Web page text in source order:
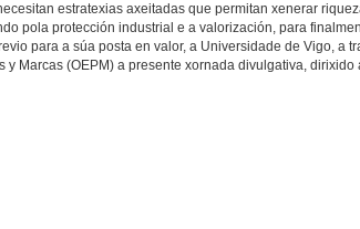
estratexias axeitadas que permitan xenerar
pola protección industrial e a valorización, para
para a súa posta en valor, a Universidade de Vigo, a
Marcas (OEPM) a presente xornada divulgativa, dirixido